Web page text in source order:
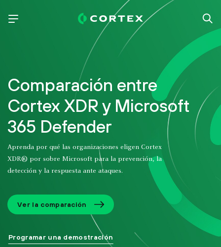
Comparación entre
Cortex XDR y Microsoft
365 Defender
Aprenda por qué las organizaciones eligen Cortex
XDR® por sobre Microsoft para la prevención, la
detección y la respuesta ante ataques.
Ver la comparación
Programar una demostración